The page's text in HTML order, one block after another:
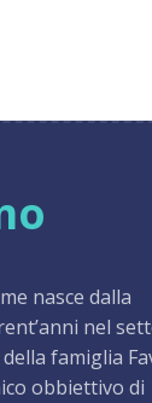
nasce dalla
nel
famiglia
obbiettivo di